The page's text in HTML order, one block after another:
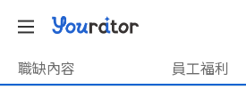
職缺內容 員工福利